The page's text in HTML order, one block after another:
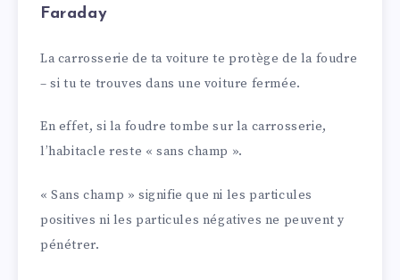
Faraday
La carrosserie de ta voiture te protège de la foudre
– si tu te trouves dans une voiture fermée.
En effet, si la foudre tombe sur la carrosserie,
l’habitacle reste « sans champ ».
« Sans champ » signifie que ni les particules
positives ni les particules négatives ne peuvent y
pénétrer.